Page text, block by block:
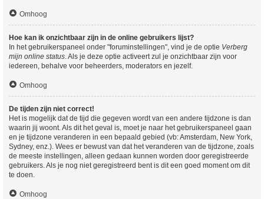
Omhoog
Hoe kan ik onzichtbaar zijn in de online gebruikers lijst?
In het gebruikerspaneel onder "foruminstellingen", vind je de optie Verberg
mijn online status. Als je deze optie activeert zul je onzichtbaar zijn voor
iedereen, behalve voor beheerders, moderators en jezelf.
Omhoog
De tijden zijn niet correct!
Het is mogelijk dat de tijd die gegeven wordt van een andere tijdzone is dan
waarin jij woont. Als dit het geval is, moet je naar het gebruikerspaneel gaan
en je tijdzone veranderen in een bepaald gebied (vb: Amsterdam, New York,
Sydney, enz.). Wees er bewust van dat het veranderen van de tijdzone, zoals
de meeste instellingen, alleen gedaan kunnen worden door geregistreerde
gebruikers. Als je nog niet geregistreerd bent is dit een goed moment om dit
te doen.
Omhoog